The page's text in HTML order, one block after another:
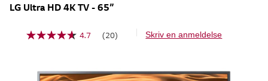
LG Ultra HD 4K TV - 65”
4.7
L
2
0
(20) Skriv en anmeldelse